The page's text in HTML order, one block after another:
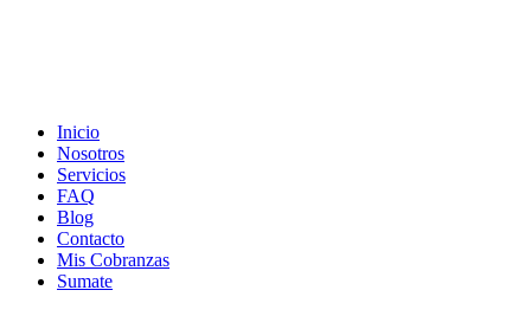
Inicio
Nosotros
Servicios
FAQ
Blog
Contacto
Mis Cobranzas
Sumate